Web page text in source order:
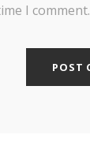
I comment.